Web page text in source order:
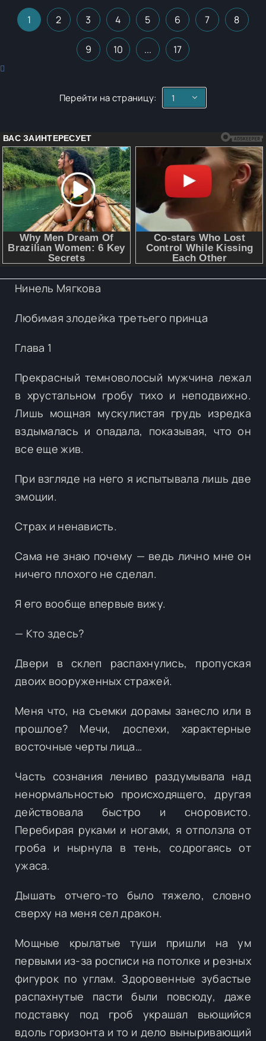
1 2 3 4 5 6 7 8
9 10 ... 17
Перейти на страницу:
Нинель Мягкова
Любимая злодейка третьего принца
Глава 1
Прекрасный темноволосый мужчина лежал
в хрустальном гробу тихо и неподвижно.
Лишь мощная мускулистая грудь изредка
вздымалась и опадала, показывая, что он
все еще жив.
При взгляде на него я испытывала лишь две
эмоции.
Страх и ненависть.
Сама не знаю почему — ведь лично мне он
ничего плохого не сделал.
Я его вообще впервые вижу.
— Кто здесь?
Двери в склеп распахнулись, пропуская
двоих вооруженных стражей.
Меня что, на съемки дорамы занесло или в
прошлое? Мечи, доспехи, характерные
восточные черты лица…
Часть сознания лениво раздумывала над
ненормальностью происходящего, другая
действовала быстро и сноровисто.
Перебирая руками и ногами, я отползла от
гроба и нырнула в тень, содрогаясь от
ужаса.
Дышать отчего-то было тяжело, словно
сверху на меня сел дракон.
Мощные крылатые туши пришли на ум
первыми из-за росписи на потолке и резных
фигурок по углам. Здоровенные зубастые
распахнутые пасти были повсюду, даже
подставку под гроб украшал вьющийся
вдоль горизонта и то и дело выныривающий